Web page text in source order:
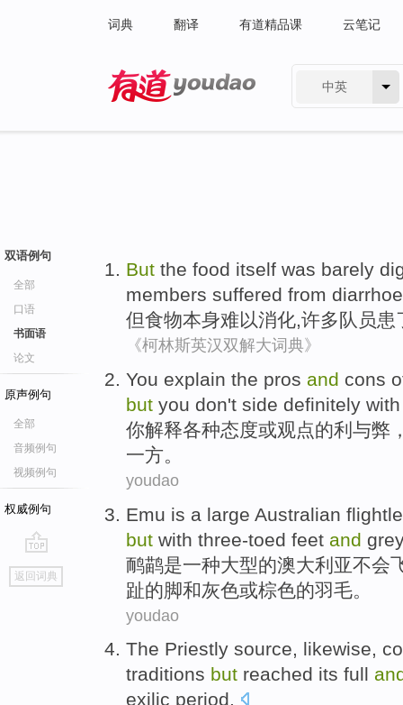
词典 翻译 有道精品课 云笔记
中英
双语例句
全部
口语
书面语
论文
原声例句
全部
音频例句
视频例句
权威例句
go
top
返回词典
But the food itself was barely
members suffered from
但食物本身难以消化,许多 队员患
《柯林斯英汉双解大词典》
You explain the pros and cons
but you don't side definitely with
你解释各种态度或观点的利 与弊
一方。
youdao
Emu is a large Australian
but with three-toed feet and
鸸鹋是一种大型的澳大利亚不会
趾的脚和灰色或棕色的羽毛。
youdao
The Priestly source, likewise,
traditions but reached its full
exilic period.